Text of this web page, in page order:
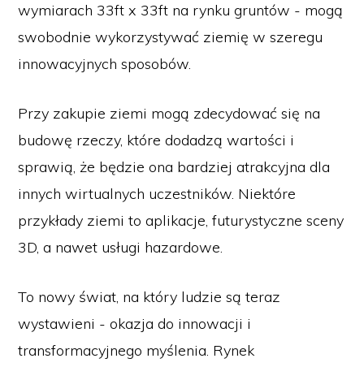
wymiarach 33ft x 33ft na rynku gruntów - mogą
swobodnie wykorzystywać ziemię w szeregu
innowacyjnych sposobów.
Przy zakupie ziemi mogą zdecydować się na
budowę rzeczy, które dodadzą wartości i
sprawią, że będzie ona bardziej atrakcyjna dla
innych wirtualnych uczestników. Niektóre
przykłady ziemi to aplikacje, futurystyczne sceny
3D, a nawet usługi hazardowe.
To nowy świat, na który ludzie są teraz
wystawieni - okazja do innowacji i
transformacyjnego myślenia. Rynek